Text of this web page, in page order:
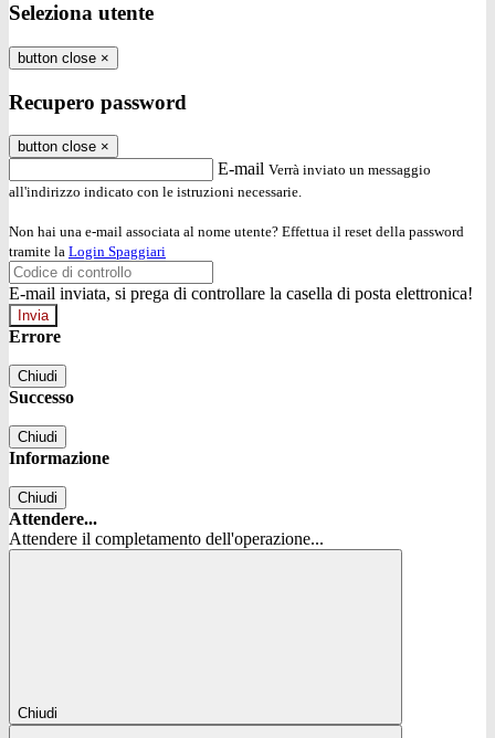
Seleziona utente
button close ×
Recupero password
button close ×
E-mail Verrà inviato un messaggio
all'indirizzo indicato con le istruzioni necessarie.
Non hai una e-mail associata al nome utente? Effettua il reset della password
tramite la Login Spaggiari
E-mail inviata, si prega di controllare la casella di posta elettronica!
Errore
Chiudi
Successo
Chiudi
Informazione
Chiudi
Attendere...
Attendere il completamento dell'operazione...
Chiudi